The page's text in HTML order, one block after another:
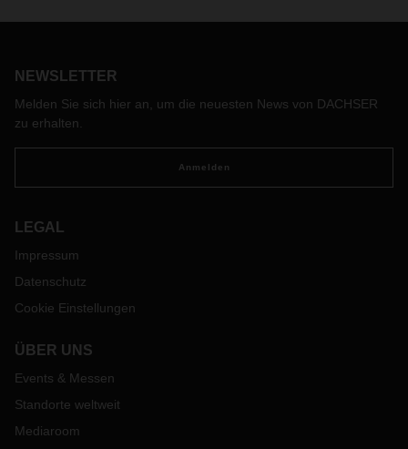
NEWSLETTER
Melden Sie sich hier an, um die neuesten News von DACHSER
zu erhalten.
Anmelden
LEGAL
Impressum
Datenschutz
Cookie Einstellungen
ÜBER UNS
Events & Messen
Standorte weltweit
Mediaroom